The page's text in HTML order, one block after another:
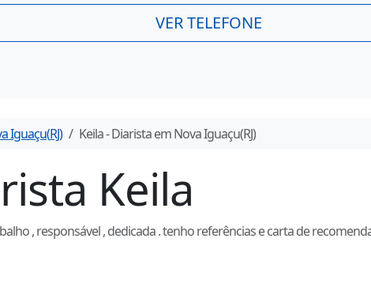
VER TELEFONE
Iguaçu(RJ) Keila- Diarista emNova Iguaçu(RJ)
Keila
, responsável , dedicada . tenho referências e carta de